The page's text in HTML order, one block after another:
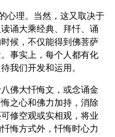
心理。当然，这又取决于
诵大乘经典、拜忏、诵
候，不仅能得到佛菩萨
事实上，每个人都有化
我们开发和运用。
佛大忏悔文，或念诵金
之心和佛力加持，消除
修空观或实相观，将业
悔方式外，忏悔时心力